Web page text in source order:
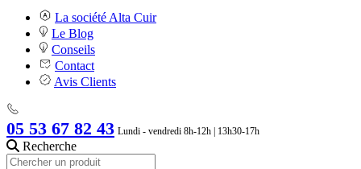
La société Alta Cuir
Le Blog
Conseils
Contact
Avis Clients
05 53 67 82 43 Lundi - vendredi 8h-12h | 13h30-17h
Recherche